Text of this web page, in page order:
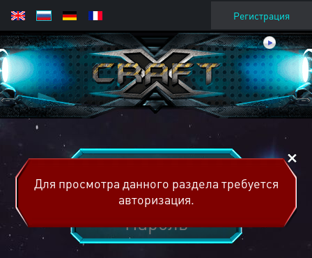
Регистрация
Для просмотра данного раздела требуется
авторизация.